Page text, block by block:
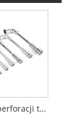
Klucz do perforacji typu L